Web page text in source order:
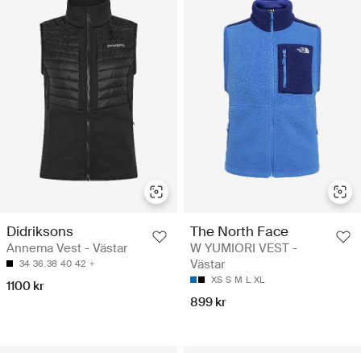
Didriksons
Annema Vest - Västar
34 36 38 40 42
1100 kr
The North Face
W YUMIORI VEST -
Västar
XS S M L XL
899 kr